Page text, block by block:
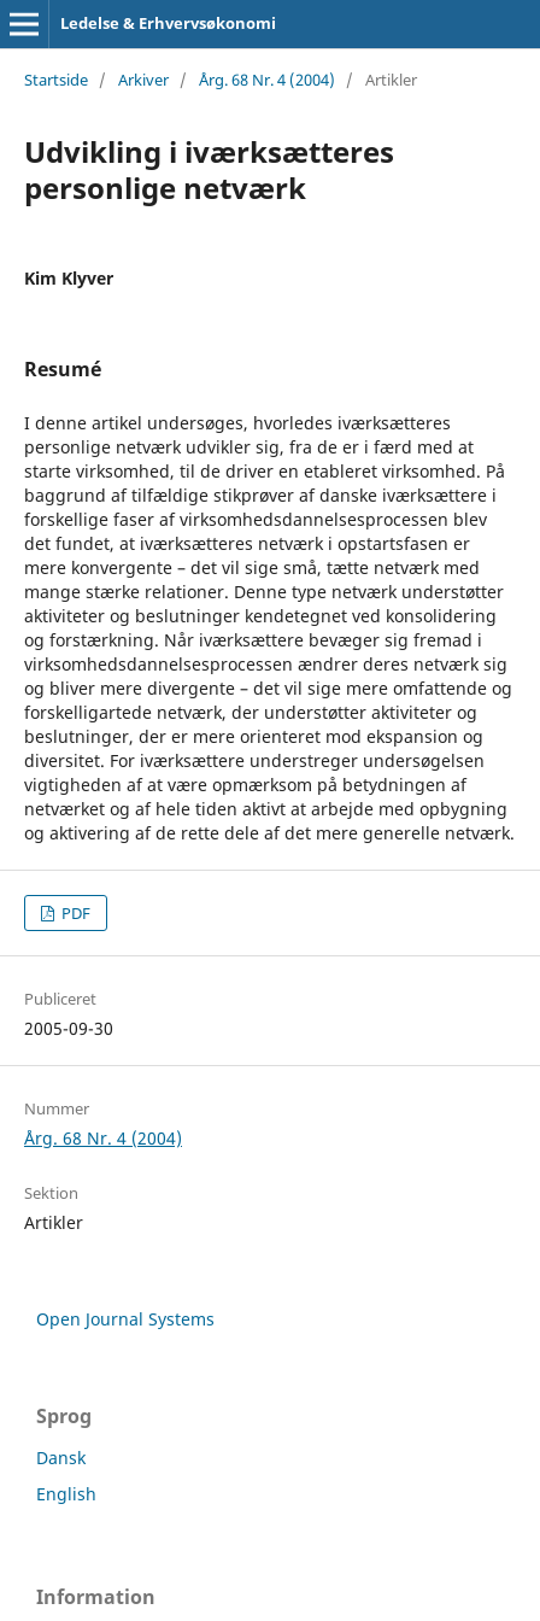
Ledelse & Erhvervsøkonomi
Startside / Arkiver / Årg. 68 Nr. 4 (2004) / Artikler
Udvikling i iværksætteres
personlige netværk
Kim Klyver
Resumé
I denne artikel undersøges, hvorledes iværksætteres
personlige netværk udvikler sig, fra de er i færd med at
starte virksomhed, til de driver en etableret virksomhed. På
baggrund af tilfældige stikprøver af danske iværksættere i
forskellige faser af virksomhedsdannelsesprocessen blev
det fundet, at iværksætteres netværk i opstartsfasen er
mere konvergente – det vil sige små, tætte netværk med
mange stærke relationer. Denne type netværk understøtter
aktiviteter og beslutninger kendetegnet ved konsolidering
og forstærkning. Når iværksættere bevæger sig fremad i
virksomhedsdannelsesprocessen ændrer deres netværk sig
og bliver mere divergente – det vil sige mere omfattende og
forskelligartede netværk, der understøtter aktiviteter og
beslutninger, der er mere orienteret mod ekspansion og
diversitet. For iværksættere understreger undersøgelsen
vigtigheden af at være opmærksom på betydningen af
netværket og af hele tiden aktivt at arbejde med opbygning
og aktivering af de rette dele af det mere generelle netværk.
PDF
Publiceret
2005-09-30
Nummer
Årg. 68 Nr. 4 (2004)
Sektion
Artikler
Open Journal Systems
Sprog
Dansk
English
Information